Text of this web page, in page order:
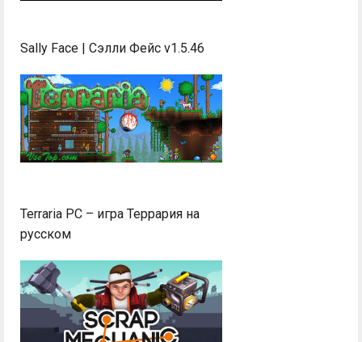
Sally Face | Сэлли Фейс v1.5.46
Terraria PC – игра Террария на
русском